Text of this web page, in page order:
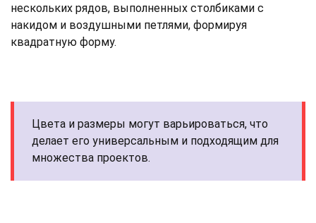
нескольких рядов, выполненных столбиками с
накидом и воздушными петлями, формируя
квадратную форму.
Цвета и размеры могут варьироваться, что
делает его универсальным и подходящим для
множества проектов.